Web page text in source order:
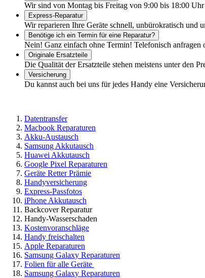
Wir sind von Montag bis Freitag von 9:00 bis 18:00
Express-Reparatur
Wir reparieren Ihre Geräte schnell, unbürokratisch
Benötige ich ein Termin für eine Reparatur?
Nein! Ganz einfach ohne Termin! Telefonisch
Originale Ersatzteile
Die Qualität der Ersatzteile stehen meistens unter den
Versicherung
Du kannst auch bei uns für jedes Handy eine
Datentransfer
Macbook Reparaturen
Akku-Austausch
Samsung Akkutausch
Huawei Akkutausch
Google Pixel Reparaturen
Geräte Retter Prämie
Handyversicherung
Express-Passfotos
iPhone Akkutausch
Backcover Reparatur
Handy-Wasserschaden
Kostenvoranschläge
Handy freischalten
Apple Reparaturen
Samsung Galaxy Reparaturen
Folien für alle Geräte
Samsung Galaxy Reparaturen